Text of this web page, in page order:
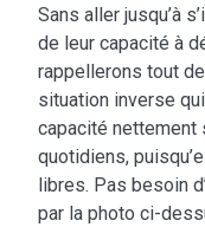
Sans aller jusqu’à
de leur capacité à
rappellerons tout de
situation inverse
capacité
quotidiens,
libres. Pas besoin
par la photo ci-